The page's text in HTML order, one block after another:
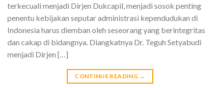
terkecuali menjadi Dirjen Dukcapil, menjadi sosok penting
penentu kebijakan seputar administrasi kependudukan di
Indonesia harus diemban oleh seseorang yang berintegritas
dan cakap di bidangnya. Diangkatnya Dr. Teguh Setyabudi
menjadi Dirjen […]
CONTINUE READING →